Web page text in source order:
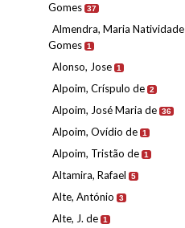
Gomes 37
Almendra, Maria Natividade
Gomes 1
Alonso, Jose 1
Alpoim, Críspulo de 2
Alpoim, José Maria de 36
Alpoim, Ovídio de 1
Alpoim, Tristão de 1
Altamira, Rafael 5
Alte, António 3
Alte, J. de 1